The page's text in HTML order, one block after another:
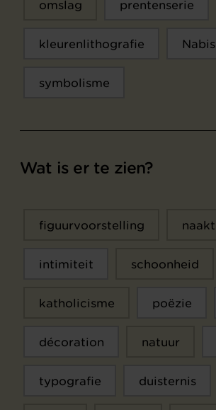
omslag prentenserie
kleurenlithografie Nabis
symbolisme
Wat is er te zien?
figuurvoorstelling naakt
intimiteit schoonheid
katholicisme poëzie
décoration natuur
typografie duisternis